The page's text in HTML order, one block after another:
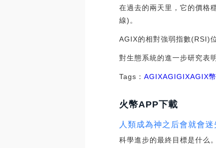
在過去的兩天里，它的價格
線)。
AGIX的相對強弱指數(RSI)
對生態系統的進一步研究表
Tags：AGIXAGIGIXAGIX
火幣APP下載
人類成為神之后會就會
科學進步的最終目標是什么